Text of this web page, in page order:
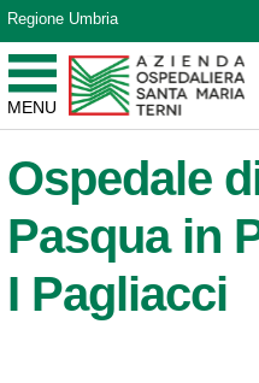
Vai ai contenuti
Vai al menu di
Vai al footer
Regione Umbria
MENU
Azienda Ospedaliera Santa
Sito Istituzionale
Ospedale
Pasqua in
I Pagliacci